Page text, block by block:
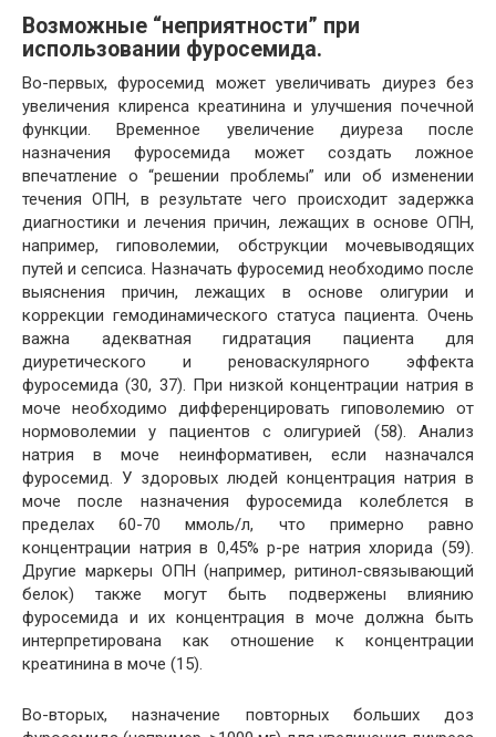
Возможные “неприятности” при
использовании фуросемида.
Во-первых, фуросемид может увеличивать диурез без
увеличения клиренса креатинина и улучшения почечной
функции. Временное увеличение диуреза после
назначения фуросемида может создать ложное
впечатление о “решении проблемы” или об изменении
течения ОПН, в результате чего происходит задержка
диагностики и лечения причин, лежащих в основе ОПН,
например, гиповолемии, обструкции мочевыводящих
путей и сепсиса. Назначать фуросемид необходимо после
выяснения причин, лежащих в основе олигурии и
коррекции гемодинамического статуса пациента. Очень
важна адекватная гидратация пациента для
диуретического и реноваскулярного эффекта
фуросемида (30, 37). При низкой концентрации натрия в
моче необходимо дифференцировать гиповолемию от
нормоволемии у пациентов с олигурией (58). Анализ
натрия в моче неинформативен, если назначался
фуросемид. У здоровых людей концентрация натрия в
моче после назначения фуросемида колеблется в
пределах 60-70 ммоль/л, что примерно равно
концентрации натрия в 0,45% р-ре натрия хлорида (59).
Другие маркеры ОПН (например, ритинол-связывающий
белок) также могут быть подвержены влиянию
фуросемида и их концентрация в моче должна быть
интерпретирована как отношение к концентрации
креатинина в моче (15).
Во-вторых, назначение повторных больших доз